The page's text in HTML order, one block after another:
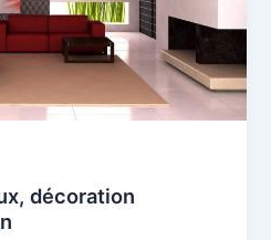
décoration